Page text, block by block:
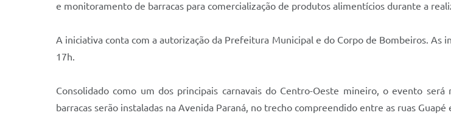
e monitoramento de barracas para comercialização de produtos alimentícios durante a
A iniciativa conta com a autorização da Prefeitura Municipal e do Corpo de Bombeiros. As
17h.
Consolidado como um dos principais carnavais do Centro-Oeste mineiro, o evento
barracas serão instaladas na Avenida Paraná, no trecho compreendido entre as ruas Guapé